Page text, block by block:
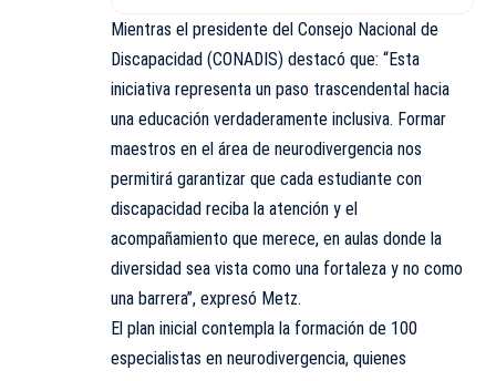
Mientras el presidente del Consejo Nacional de
Discapacidad (CONADIS) destacó que: “Esta
iniciativa representa un paso trascendental hacia
una educación verdaderamente inclusiva. Formar
maestros en el área de neurodivergencia nos
permitirá garantizar que cada estudiante con
discapacidad reciba la atención y el
acompañamiento que merece, en aulas donde la
diversidad sea vista como una fortaleza y no como
una barrera”, expresó Metz.
El plan inicial contempla la formación de 100
especialistas en neurodivergencia, quienes